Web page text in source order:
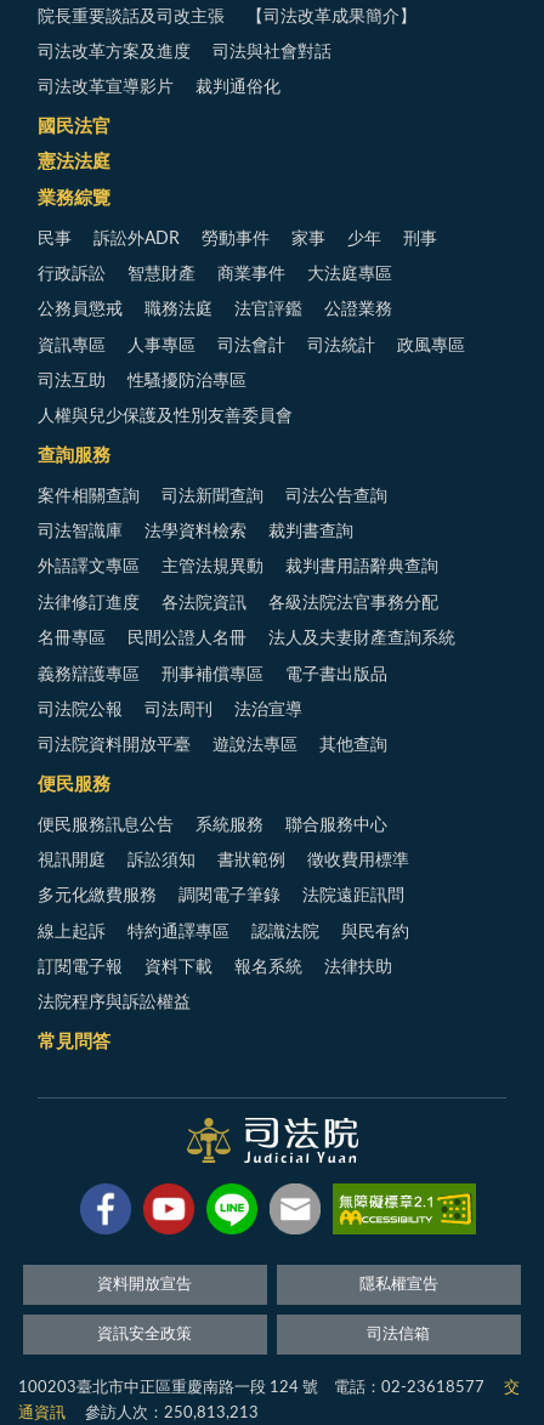
院長重要談話及司改主張 【司法改革成果簡介】
司法改革方案及進度 司法與社會對話
司法改革宣導影片 裁判通俗化
國民法官
憲法法庭
業務綜覽
民事 訴訟外ADR 勞動事件 家事 少年 刑事
行政訴訟 智慧財產 商業事件 大法庭專區
公務員懲戒 職務法庭 法官評鑑 公證業務
資訊專區 人事專區 司法會計 司法統計 政風專區
司法互助 性騷擾防治專區
人權與兒少保護及性別友善委員會
查詢服務
案件相關查詢 司法新聞查詢 司法公告查詢
司法智識庫 法學資料檢索 裁判書查詢
外語譯文專區 主管法規異動 裁判書用語辭典查詢
法律修訂進度 各法院資訊 各級法院法官事務分配
名冊專區 民間公證人名冊 法人及夫妻財產查詢系統
義務辯護專區 刑事補償專區 電子書出版品
司法院公報 司法周刊 法治宣導
司法院資料開放平臺 遊說法專區 其他查詢
便民服務
便民服務訊息公告 系統服務 聯合服務中心
視訊開庭 訴訟須知 書狀範例 徵收費用標準
多元化繳費服務 調閱電子筆錄 法院遠距訊問
線上起訴 特約通譯專區 認識法院 與民有約
訂閱電子報 資料下載 報名系統 法律扶助
法院程序與訴訟權益
常見問答
資料開放宣告 隱私權宣告
資訊安全政策 司法信箱
100203臺北市中正區重慶南路一段 124 號 電話：02-23618577
交
通資訊
參訪人次：250,813,213